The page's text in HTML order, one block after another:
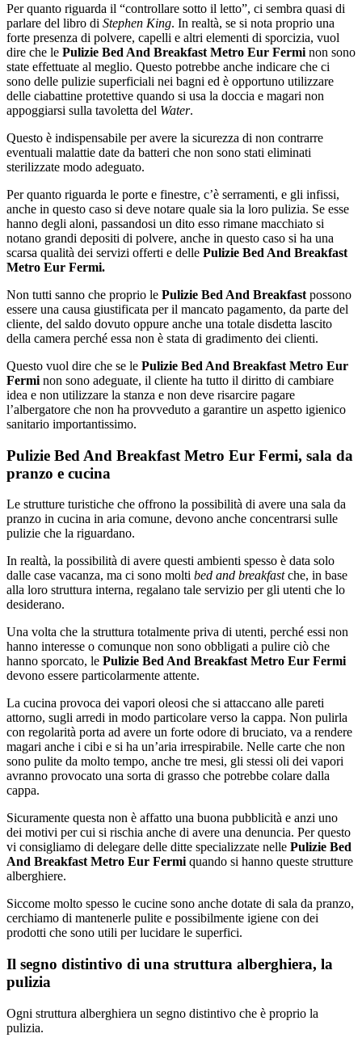
Per quanto riguarda il “controllare sotto il letto”, ci sembra quasi di
parlare del libro di Stephen King. In realtà, se si nota proprio una
forte presenza di polvere, capelli e altri elementi di sporcizia, vuol
dire che le Pulizie Bed And Breakfast Metro Eur Fermi non sono
state effettuate al meglio. Questo potrebbe anche indicare che ci
sono delle pulizie superficiali nei bagni ed è opportuno utilizzare
delle ciabattine protettive quando si usa la doccia e magari non
appoggiarsi sulla tavoletta del Water.
Questo è indispensabile per avere la sicurezza di non contrarre
eventuali malattie date da batteri che non sono stati eliminati
sterilizzate modo adeguato.
Per quanto riguarda le porte e finestre, c’è serramenti, e gli infissi,
anche in questo caso si deve notare quale sia la loro pulizia. Se esse
hanno degli aloni, passandosi un dito esso rimane macchiato si
notano grandi depositi di polvere, anche in questo caso si ha una
scarsa qualità dei servizi offerti e delle Pulizie Bed And Breakfast
Metro Eur Fermi.
Non tutti sanno che proprio le Pulizie Bed And Breakfast possono
essere una causa giustificata per il mancato pagamento, da parte del
cliente, del saldo dovuto oppure anche una totale disdetta lascito
della camera perché essa non è stata di gradimento dei clienti.
Questo vuol dire che se le Pulizie Bed And Breakfast Metro Eur
Fermi non sono adeguate, il cliente ha tutto il diritto di cambiare
idea e non utilizzare la stanza e non deve risarcire pagare
l’albergatore che non ha provveduto a garantire un aspetto igienico
sanitario importantissimo.
Pulizie Bed And Breakfast Metro Eur Fermi, sala da
pranzo e cucina
Le strutture turistiche che offrono la possibilità di avere una sala da
pranzo in cucina in aria comune, devono anche concentrarsi sulle
pulizie che la riguardano.
In realtà, la possibilità di avere questi ambienti spesso è data solo
dalle case vacanza, ma ci sono molti bed and breakfastche, in base
alla loro struttura interna, regalano tale servizio per gli utenti che lo
desiderano.
Una volta che la struttura totalmente priva di utenti, perché essi non
hanno interesse o comunque non sono obbligati a pulire ciò che
hanno sporcato, le Pulizie Bed And Breakfast Metro Eur Fermi
devono essere particolarmente attente.
La cucina provoca dei vapori oleosi che si attaccano alle pareti
attorno, sugli arredi in modo particolare verso la cappa. Non pulirla
con regolarità porta ad avere un forte odore di bruciato, va a rendere
magari anche i cibi e si ha un’aria irrespirabile. Nelle carte che non
sono pulite da molto tempo, anche tre mesi, gli stessi oli dei vapori
avranno provocato una sorta di grasso che potrebbe colare dalla
cappa.
Sicuramente questa non è affatto una buona pubblicità e anzi uno
dei motivi per cui si rischia anche di avere una denuncia. Per questo
vi consigliamo di delegare delle ditte specializzate nelle Pulizie Bed
And Breakfast Metro Eur Fermi quando si hanno queste strutture
alberghiere.
Siccome molto spesso le cucine sono anche dotate di sala da pranzo,
cerchiamo di mantenerle pulite e possibilmente igiene con dei
prodotti che sono utili per lucidare le superfici.
Il segno distintivo di una struttura alberghiera, la
pulizia
Ogni struttura alberghiera un segno distintivo che è proprio la
pulizia.